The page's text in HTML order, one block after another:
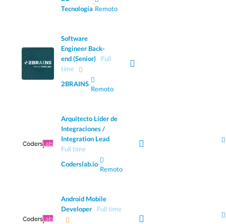
Tecnología
·
Remoto
Software
Engineer Back-
end (Senior)
Full
time
2BRAINS·
Remoto
Arquitecto Líder de
Integraciones /
Integration Lead
Full time
Coderslab.io·
Remoto
Android Mobile
Developer
Full time